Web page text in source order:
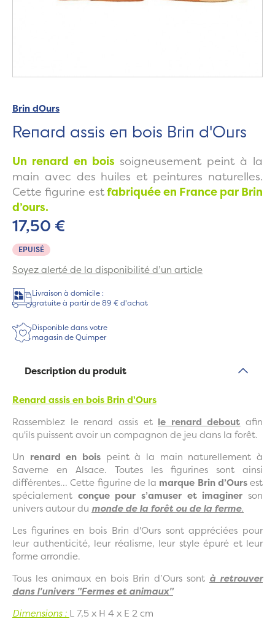
Brin dOurs
Renard assis en bois Brin d'Ours
Un renard en bois soigneusement peint à la
main avec des huiles et peintures naturelles.
Cette figurine estfabriquée en France par Brin
d’ours.
EPUISÉ
17,50 €
Soyez alerté de la disponibilité d’un article
Livraison à domicile :
gratuite à partir de 89 € d'achat
Disponible dans votre
magasin de Quimper
Description du produit
Renard assis en bois Brin d'Ours
Rassemblez le renard assis et le renard debout afin
qu'ils puissent avoir un compagnon de jeu dans la forêt.
Un renard en bois peint à la main naturellement à
Saverne en Alsace. Toutes les figurines sont ainsi
différentes... Cette figurine de la marque Brin d’Oursest
spécialement conçue pour s’amuser et imaginer son
univers autour du monde de la forêt ou de la ferme.
Les figurines en bois Brin d'Ours sont appréciées pour
leur authenticité, leur réalisme, leur style épuré et leur
forme arrondie.
Tous les animaux en bois Brin d’Ours sont à retrouver
dans l'univers "Fermes et animaux"
Dimensions : L 7,5x H 4 x E 2 cm